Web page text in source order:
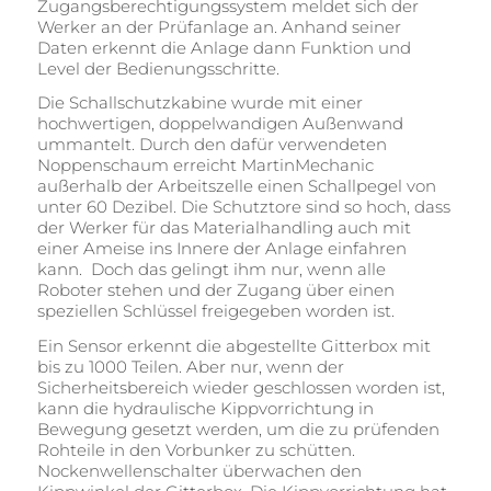
Zugangsberechtigungssystem meldet sich der
Werker an der Prüfanlage an. Anhand seiner
Daten erkennt die Anlage dann Funktion und
Level der Bedienungsschritte.
Die Schallschutzkabine wurde mit einer
hochwertigen, doppelwandigen Außenwand
ummantelt. Durch den dafür verwendeten
Noppenschaum erreicht MartinMechanic
außerhalb der Arbeitszelle einen Schallpegel von
unter 60 Dezibel. Die Schutztore sind so hoch, dass
der Werker für das Materialhandling auch mit
einer Ameise ins Innere der Anlage einfahren
kann. Doch das gelingt ihm nur, wenn alle
Roboter stehen und der Zugang über einen
speziellen Schlüssel freigegeben worden ist.
Ein Sensor erkennt die abgestellte Gitterbox mit
bis zu 1000 Teilen. Aber nur, wenn der
Sicherheitsbereich wieder geschlossen worden ist,
kann die hydraulische Kippvorrichtung in
Bewegung gesetzt werden, um die zu prüfenden
Rohteile in den Vorbunker zu schütten.
Nockenwellenschalter überwachen den